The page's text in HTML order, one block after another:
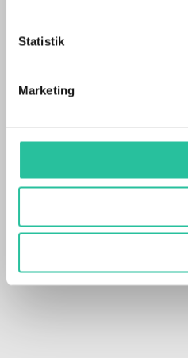
Statistik
Marketing